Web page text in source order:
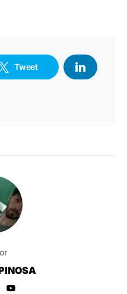
Tweet